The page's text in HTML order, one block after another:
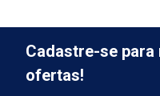
Cadastre-se
ofertas!